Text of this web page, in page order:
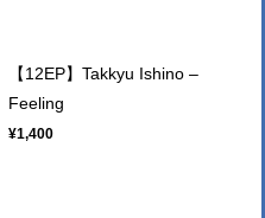
【12EP】Takkyu Ishino –
Feeling
¥1,400